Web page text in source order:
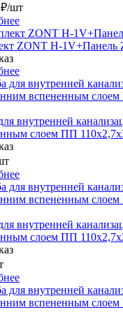
₽/шт
ZONT H-1V+Панель
внутренней
слоем ПП
внутренней
слоем ПП